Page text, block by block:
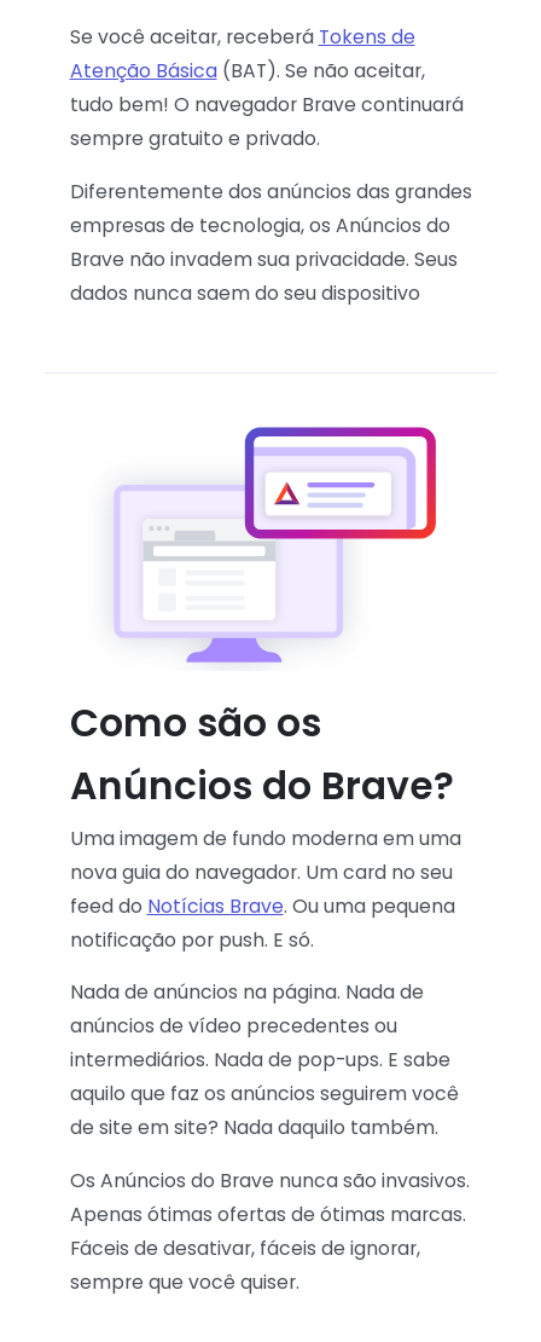
Se você aceitar, receberá Tokens de
Atenção Básica(BAT). Se não aceitar,
tudo bem! O navegador Brave continuará
sempre gratuito e privado.
Diferentemente dos anúncios das grandes
empresas de tecnologia, os Anúncios do
Brave não invadem sua privacidade. Seus
dados nunca saem do seu dispositivo
Como são os
Anúncios do Brave?
Uma imagem de fundo moderna em uma
nova guia do navegador. Um card no seu
feed do Notícias Brave. Ou uma pequena
notificação por push. E só.
Nada de anúncios na página. Nada de
anúncios de vídeo precedentes ou
intermediários. Nada de pop-ups. E sabe
aquilo que faz os anúncios seguirem você
de site em site? Nada daquilo também.
Os Anúncios do Brave nunca são invasivos.
Apenas ótimas ofertas de ótimas marcas.
Fáceis de desativar, fáceis de ignorar,
sempre que você quiser.